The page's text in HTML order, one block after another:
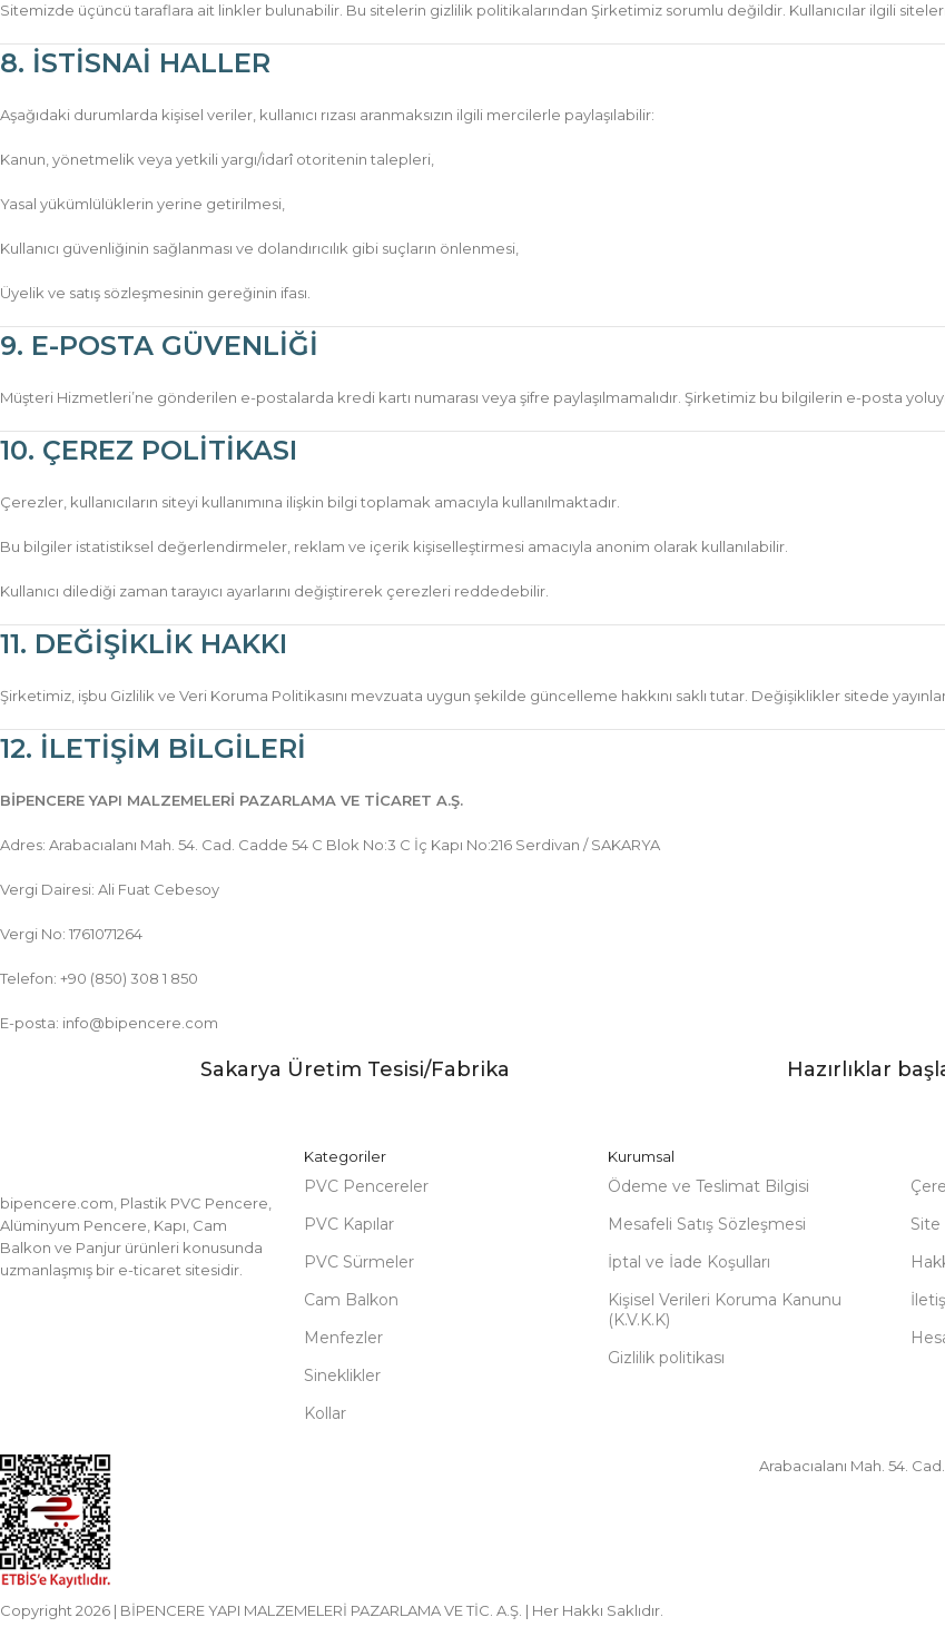
Sitemizde üçüncü taraflara ait linkler bulunabilir. Bu sitelerin gizlilik politikalarından Şirketimiz sorumlu değildir. Kullanıcılar ilgili
8. İSTİSNAİ HALLER
Aşağıdaki durumlarda kişisel veriler, kullanıcı rızası aranmaksızın ilgili mercilerle paylaşılabilir:
Kanun, yönetmelik veya yetkili yargı/idarî otoritenin talepleri,
Yasal yükümlülüklerin yerine getirilmesi,
Kullanıcı güvenliğinin sağlanması ve dolandırıcılık gibi suçların önlenmesi,
Üyelik ve satış sözleşmesinin gereğinin ifası.
9. E-POSTA GÜVENLİĞİ
Müşteri Hizmetleri’ne gönderilen e-postalarda kredi kartı numarası veya şifre paylaşılmamalıdır. Şirketimiz bu bilgilerin e-posta
10. ÇEREZ POLİTİKASI
Çerezler, kullanıcıların siteyi kullanımına ilişkin bilgi toplamak amacıyla kullanılmaktadır.
Bu bilgiler istatistiksel değerlendirmeler, reklam ve içerik kişiselleştirmesi amacıyla anonim olarak kullanılabilir.
Kullanıcı dilediği zaman tarayıcı ayarlarını değiştirerek çerezleri reddedebilir.
11. DEĞİŞİKLİK HAKKI
Şirketimiz, işbu Gizlilik ve Veri Koruma Politikasını mevzuata uygun şekilde güncelleme hakkını saklı tutar. Değişiklikler sitede
12. İLETİŞİM BİLGİLERİ
BİPENCERE YAPI MALZEMELERİ PAZARLAMA VE TİCARET A.Ş.
Adres: Arabacıalanı Mah. 54. Cad. Cadde 54 C Blok No:3 C İç Kapı No:216 Serdivan / SAKARYA
Vergi Dairesi: Ali Fuat Cebesoy
Vergi No: 1761071264
Telefon: +90 (850) 308 1 850
E-posta: info@bipencere.com
Sakarya Üretim Tesisi/Fabrika
Hazırlıklar
bipencere.com, Plastik PVC Pencere,
Alüminyum Pencere, Kapı, Cam
Balkon ve Panjur ürünleri konusunda
uzmanlaşmış bir e-ticaret sitesidir.
Kategoriler
PVC Pencereler
PVC Kapılar
PVC Sürmeler
Cam Balkon
Menfezler
Sineklikler
Kollar
Kurumsal
Ödeme ve Teslimat Bilgisi
Mesafeli Satış Sözleşmesi
İptal ve İade Koşulları
Kişisel Verileri Koruma Kanunu
(K.V.K.K)
Gizlilik politikası
Site
Arabacıalanı Mah. 54.
Copyright 2026 | BİPENCERE YAPI MALZEMELERİ PAZARLAMA VE TİC. A.Ş. | Her Hakkı Saklıdır.